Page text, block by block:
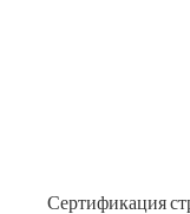
Сертификация